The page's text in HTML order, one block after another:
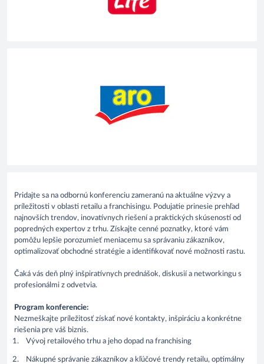
Pridajte sa na odbornú konferenciu zameranú na aktuálne výzvy a
príležitosti v oblasti retailu a franchisingu. Podujatie prinesie prehľad
najnovších trendov, inovatívnych riešení a praktických skúseností od
popredných expertov z trhu. Získajte cenné poznatky, ktoré vám
pomôžu lepšie porozumieť meniacemu sa správaniu zákazníkov,
optimalizovať obchodné stratégie a identifikovať nové možnosti rastu.
Čaká vás deň plný inšpiratívnych prednášok, diskusií a networkingu s
profesionálmi z odvetvia.
Program konferencie:
Nezmeškajte príležitosť získať nové kontakty, inšpiráciu a konkrétne
riešenia pre váš biznis.
Vývoj retailového trhu a jeho dopad na franchising
Nákupné správanie zákazníkov a kľúčové trendy retailu, optimálny